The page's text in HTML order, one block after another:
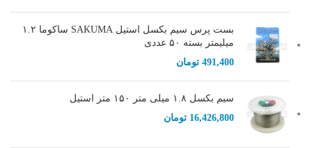
بست پرس سیم بکسل استیل SAKUMA ساکوما ۱.۲
میلیمتر بسته ۵۰ عددی
491,400 تومان
سیم بکسل ۱.۸ میلی متر ۱۵۰ متر استیل
16,426,800 تومان